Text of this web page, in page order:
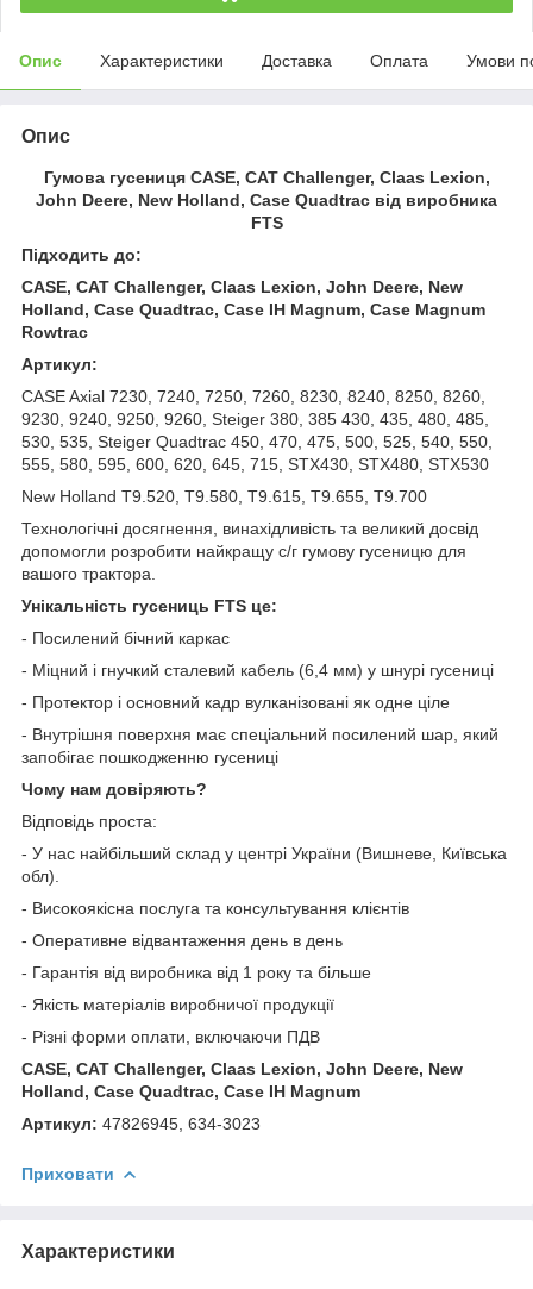
Опис Характеристики Доставка Оплата Умови
Опис
Гумова гусениця CASE, CAT Challenger, Claas Lexion,
John Deere, New Holland, Case Quadtrac від виробника
FTS
Підходить до:
CASE, CAT Challenger, Claas Lexion, John Deere, New
Holland, Case Quadtrac, Case IH Magnum, Case Magnum
Rowtrac
Артикул:
CASE Axial 7230, 7240, 7250, 7260, 8230, 8240, 8250, 8260,
9230, 9240, 9250, 9260, Steiger 380, 385 430, 435, 480, 485,
530, 535, Steiger Quadtrac 450, 470, 475, 500, 525, 540, 550,
555, 580, 595, 600, 620, 645, 715, STX430, STX480, STX530
New Holland T9.520, T9.580, T9.615, T9.655, T9.700
Технологічні досягнення, винахідливість та великий досвід
допомогли розробити найкращу с/г гумову гусеницю для
вашого трактора.
Унікальність гусениць FTS це:
- Посилений бічний каркас
- Міцний і гнучкий сталевий кабель (6,4 мм) у шнурі гусениці
- Протектор і основний кадр вулканізовані як одне ціле
- Внутрішня поверхня має спеціальний посилений шар, який
запобігає пошкодженню гусениці
Чому нам довіряють?
Відповідь проста:
- У нас найбільший склад у центрі України (Вишневе, Київська
обл).
- Високоякісна послуга та консультування клієнтів
- Оперативне відвантаження день в день
- Гарантія від виробника від 1 року та більше
- Якість матеріалів виробничої продукції
- Різні форми оплати, включаючи ПДВ
CASE, CAT Challenger, Claas Lexion, John Deere, New
Holland, Case Quadtrac, Case IH Magnum
Артикул: 47826945, 634-3023
Приховати
Характеристики